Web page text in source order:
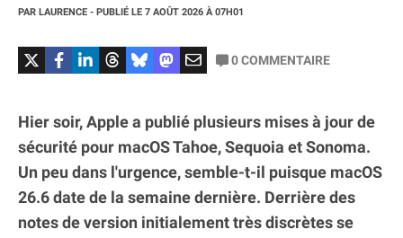
PAR LAURENCE - PUBLIÉ LE 7 AOÛT 2026 À 07H01
0COMMENTAIRE
Hier soir, Apple a publié plusieurs mises à jour de
sécurité pour macOS Tahoe, Sequoia et Sonoma.
Un peu dans l'urgence, semble-t-il puisque macOS
26.6 date de la semaine dernière. Derrière des
notes de version initialement très discrètes se